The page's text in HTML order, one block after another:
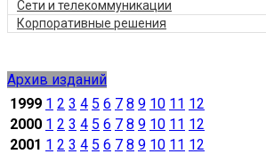
Сети и телекоммуникации
Корпоративные решения
Архив изданий
1999 1 2 3 4 5 6 7 8 9 10 11 12
2000 1 2 3 4 5 6 7 8 9 10 11 12
2001 1 2 3 4 5 6 7 8 9 10 11 12